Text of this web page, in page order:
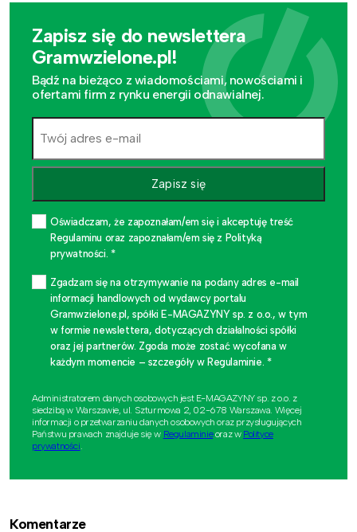
Zapisz się do newslettera
Gramwzielone.pl!
Bądź na bieżąco z wiadomościami, nowościami i
ofertami firm z rynku energii odnawialnej.
Zapisz się
Oświadczam, że zapoznałam/em się i akceptuję treść
Regulaminu oraz zapoznałam/em się z Polityką
prywatności. *
Zgadzam się na otrzymywanie na podany adres e-mail
informacji handlowych od wydawcy portalu
Gramwzielone.pl, spółki E-MAGAZYNY sp. z o.o., w tym
w formie newslettera, dotyczących działalności spółki
oraz jej partnerów. Zgoda może zostać wycofana w
każdym momencie – szczegóły w Regulaminie. *
Administratorem danych osobowych jest E-MAGAZYNY sp. z o.o. z
siedzibą w Warszawie, ul. Szturmowa 2, 02-678 Warszawa. Więcej
informacji o przetwarzaniu danych osobowych oraz przysługujących
Państwu prawach znajduje się w Regulaminieoraz w Polityce
prywatności.
Komentarze